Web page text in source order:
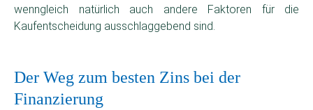
wenngleich natürlich auch andere Faktoren für die
Kaufentscheidung ausschlaggebend sind.
Der Weg zum besten Zins bei der
Finanzierung